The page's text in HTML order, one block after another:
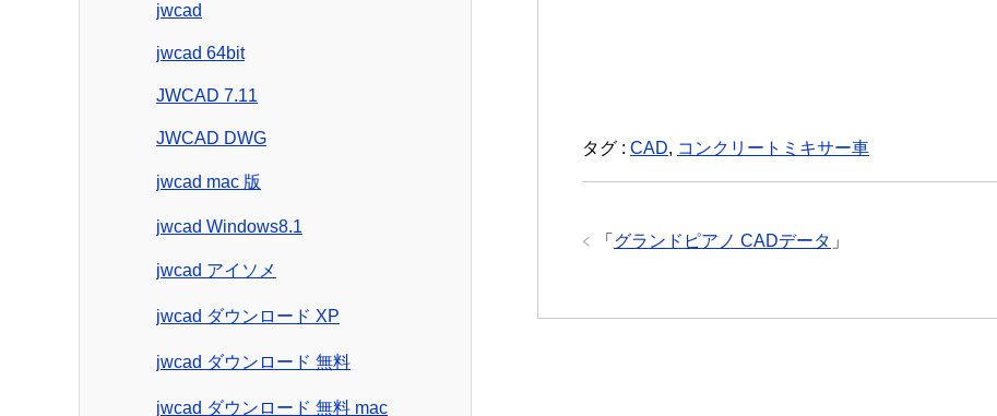
タグ : CAD, コンクリートミキサー車
「 グランドピアノ CADデータ 」
jwcad
jwcad 64bit
JWCAD 7.11
JWCAD DWG
jwcad mac 版
jwcad Windows8.1
jwcad アイソメ
jwcad ダウンロード XP
jwcad ダウンロード 無料
jwcad ダウンロード 無料 mac